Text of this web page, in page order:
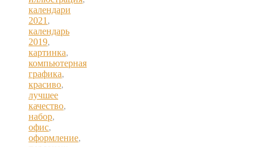
календари
2021 ,
календарь
2019,
картинка,
компьютерная
графика,
красиво,
лучшее
качество,
набор,
офис,
оформление,